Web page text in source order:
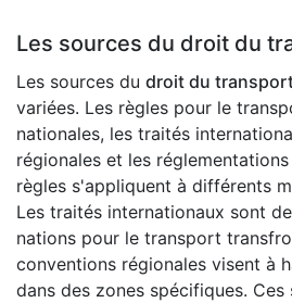
Les sources du droit du
Les sources du droit du
variées. Les règles pour le
nationales, les traités
régionales et les
règles s'appliquent à différents
Les traités internationaux sont
nations pour le transport
conventions régionales visent à
dans des zones spécifiques.